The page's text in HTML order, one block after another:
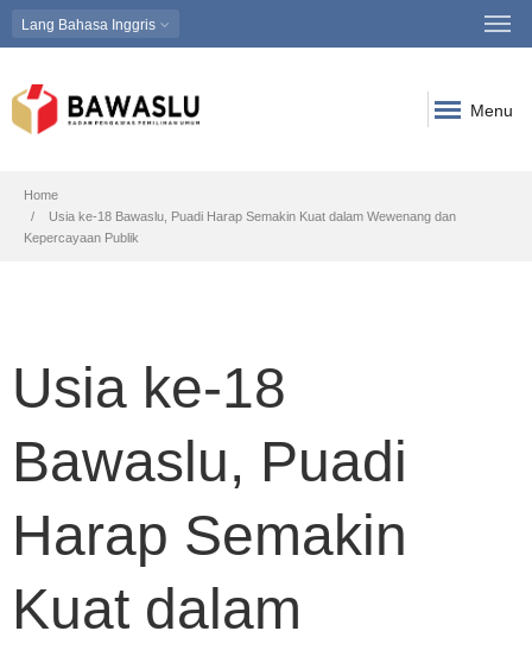
Lang Bahasa Inggris
Menu
Breadcrumb
Home
Usia ke-18 Bawaslu, Puadi Harap Semakin Kuat dalam Wewenang dan
Kepercayaan Publik
Usia ke-18
Bawaslu, Puadi
Harap Semakin
Kuat dalam